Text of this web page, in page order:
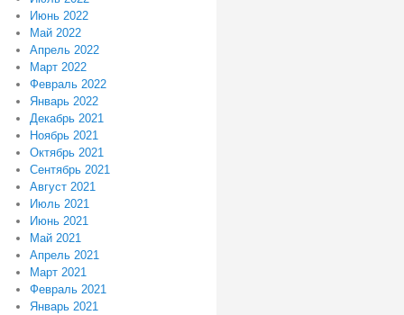
Июнь 2022
Май 2022
Апрель 2022
Март 2022
Февраль 2022
Январь 2022
Декабрь 2021
Ноябрь 2021
Октябрь 2021
Сентябрь 2021
Август 2021
Июль 2021
Июнь 2021
Май 2021
Апрель 2021
Март 2021
Февраль 2021
Январь 2021